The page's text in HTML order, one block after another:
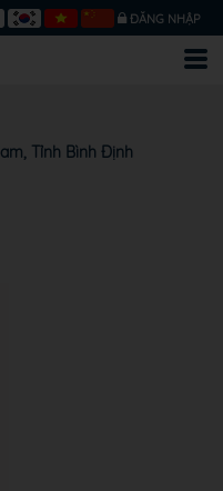
ĐĂNG NHẬP
Tỉnh Bình Định